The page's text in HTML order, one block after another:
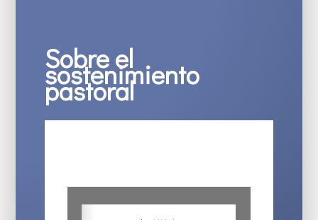
Sobre el
sostenimiento
pastoral